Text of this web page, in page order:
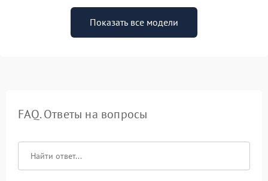
Показать все модели
FAQ. Ответы на вопросы